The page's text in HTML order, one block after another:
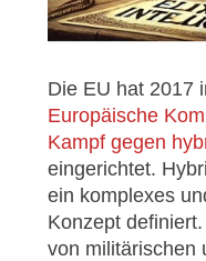
Die EU hat 2017
Europäische
Kampf gegen
eingerichtet.
ein komplexes
Konzept
von militärischen